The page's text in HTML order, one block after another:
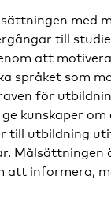
med
till
att
språket som
för
kunskaper
till utbildning
Målsättningen
att informera,